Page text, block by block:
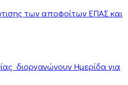
των αποφοίτων ΕΠΑΣ και
διοργανώνουν Ημερίδα για